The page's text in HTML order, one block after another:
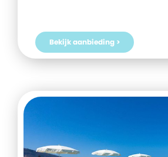
Bekijk aanbieding >